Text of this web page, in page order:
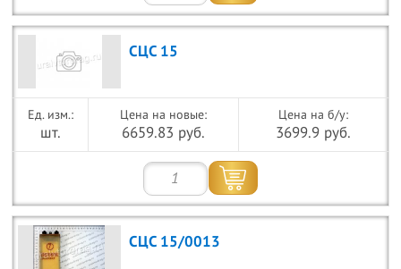
СЦС 15
шт.
Цена на новые:
6659.83 руб.
Цена на б/у:
3699.9 руб.
СЦС 15/0013